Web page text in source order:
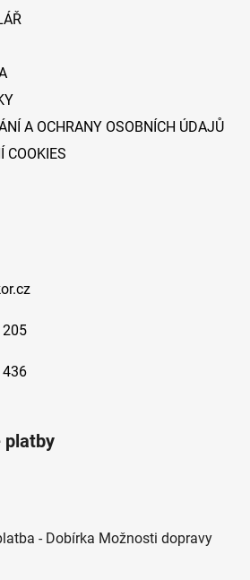
ý
i
A OCHRANY OSOBNÍCH ÚDAJŮ
COOKIES
platby
- Dobírka Možnosti dopravy